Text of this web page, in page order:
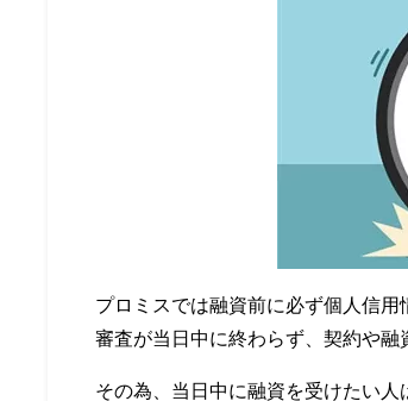
プロミスでは融資前に必ず個人信
審査が当日中に終わらず、契約や融
その為、当日中に融資を受けたい人